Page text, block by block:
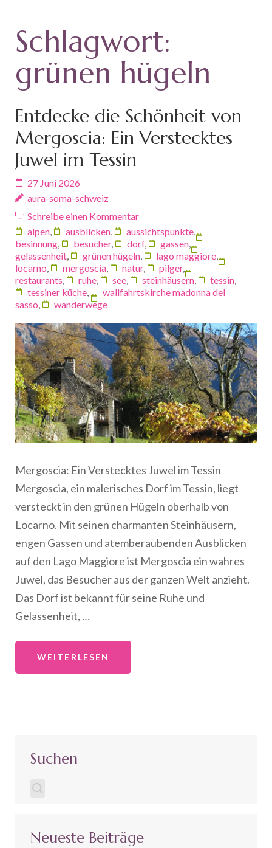
Schlagwort:
grünen hügeln
Entdecke die Schönheit von
Mergoscia: Ein Verstecktes
Juwel im Tessin
27 Juni 2026
aura-soma-schweiz
Schreibe einen Kommentar
alpen
ausblicken aussichtspunkte
besinnung
besucher, dorf, gassen
gelassenheit
grünen hügeln lago maggiore
locarno
mergoscia natur, pilger,
restaurants
ruhe see steinhäusern tessin
tessiner küche
wallfahrtskirche madonna del
sasso
wanderwege
Mergoscia: Ein Verstecktes Juwel im Tessin
Mergoscia, ein malerisches Dorf im Tessin, liegt
versteckt in den grünen Hügeln oberhalb von
Locarno. Mit seinen charmanten Steinhäusern,
engen Gassen und atemberaubenden Ausblicken
auf den Lago Maggiore ist Mergoscia ein wahres
Juwel, das Besucher aus der ganzen Welt anzieht.
Das Dorf ist bekannt für seine Ruhe und
Gelassenheit, …
WEITERLESEN
Suchen
Neueste Beiträge